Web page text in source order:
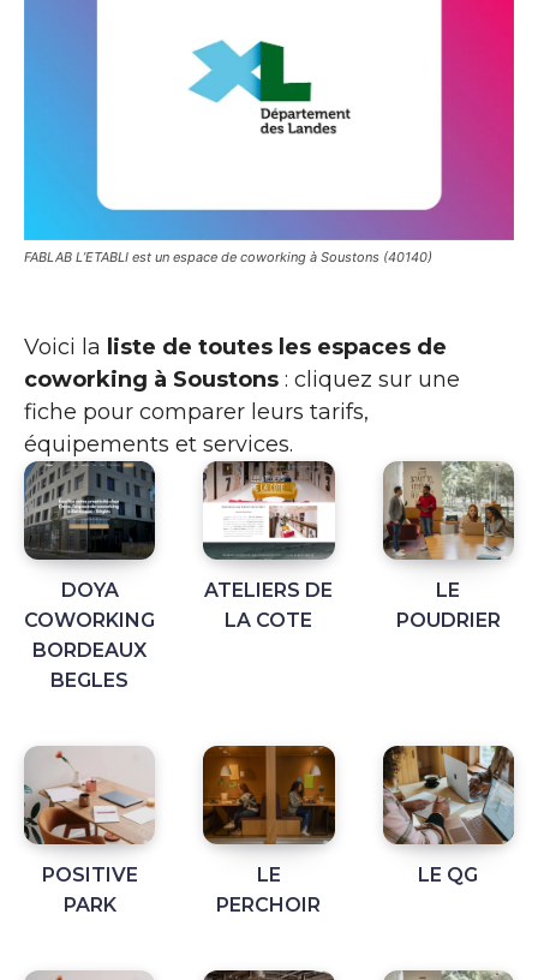
FABLAB L’ETABLI est un espace de coworking à Soustons (40140)
Voici la liste de toutes les espaces de
coworking à Soustons : cliquez sur une
fiche pour comparer leurs tarifs,
équipements et services.
DOYA
COWORKING
BORDEAUX
BEGLES
ATELIERS DE
LA COTE
LE
POUDRIER
POSITIVE
PARK
LE
PERCHOIR
LE QG